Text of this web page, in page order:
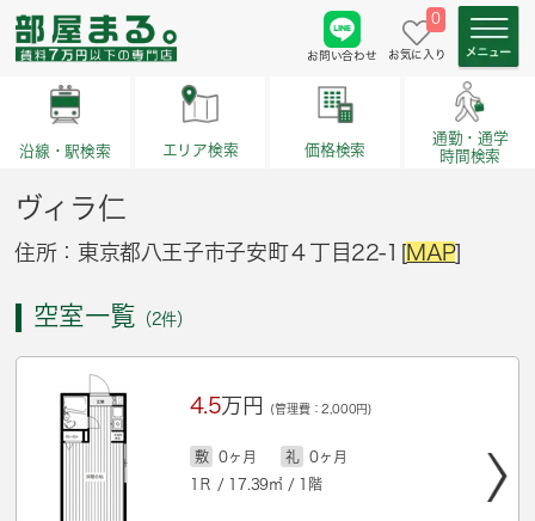
お問い合わせ
0
お気に入り
沿線・駅検索 エリア検索 価格検索
通勤・通学
時間検索
ヴィラ仁
住所：東京都八王子市子安町４丁目22-1[MAP]
空室一覧 （2件）
4.5万円 (管理費：2,000円)
敷 0ヶ月 礼
0ヶ月
1Ｒ / 17.39㎡ / 1階